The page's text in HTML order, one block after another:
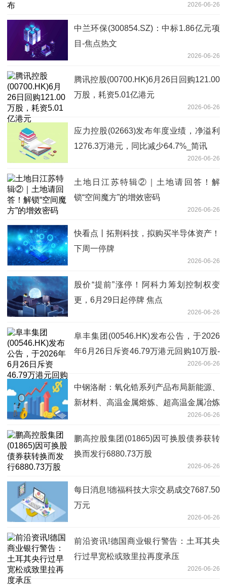
2026-06-26
中兰环保(300854.SZ)：中标1.86亿元项
目-焦点热文
2026-06-26
腾讯控股(00700.HK)6月26日回购121.00
万股，耗资5.01亿港元
2026-06-26
应力控股(02663)发布年度业绩，净溢利
1276.3万港元，同比减少64.7%_简讯
2026-06-26
土地日江苏特辑②｜土地请回答！解
锁“空间魔方”的增效密码
2026-06-26
快看点丨拓荆科技，拟购买半导体资产！
下周一停牌
2026-06-26
股价“提前”涨停！阿科力筹划控制权变
更，6月29日起停牌 焦点
2026-06-26
阜丰集团(00546.HK)发布公告，于2026
年6月26日斥资46.79万港元回购10万股-
2026-06-26
中钢洛耐：氧化锆系列产品布局新能源、
新材料、高温金属熔炼、超高温金属冶炼
2026-06-26
鹏高控股集团(01865)因可换股债券获转
换而发行6880.73万股
2026-06-26
每日消息!德福科技大宗交易成交7687.50
万元
2026-06-26
前沿资讯!德国商业银行警告：土耳其央
行过早宽松或致里拉再度承压
2026-06-26